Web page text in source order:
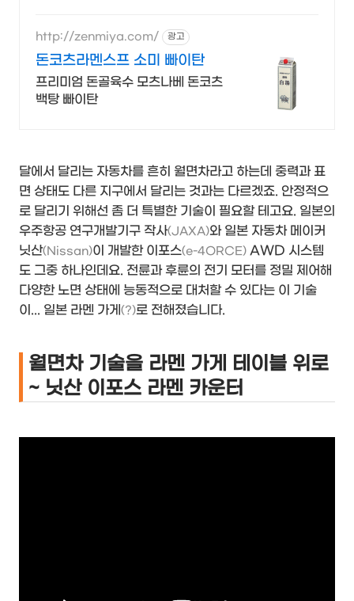
http://zenmiya.com/ 광고
돈코츠라멘스프 소미 빠이탄
프리미엄 돈골육수 모츠나베 돈코츠
백탕 빠이탄
달에서 달리는 자동차를 흔히 월면차라고 하는데 중력과 표
면 상태도 다른 지구에서 달리는 것과는 다르겠죠. 안정적으
로 달리기 위해선 좀 더 특별한 기술이 필요할 테고요. 일본의
우주항공 연구개발기구 작사(JAXA)와 일본 자동차 메이커
닛산(Nissan)이 개발한 이포스(e-4ORCE) AWD 시스템
도 그중 하나인데요. 전륜과 후륜의 전기 모터를 정밀 제어해
다양한 노면 상태에 능동적으로 대처할 수 있다는 이 기술
이... 일본 라멘 가게 (?)로 전해졌습니다.
월면차 기술을 라멘 가게 테이블 위로
~ 닛산 이포스 라멘 카운터